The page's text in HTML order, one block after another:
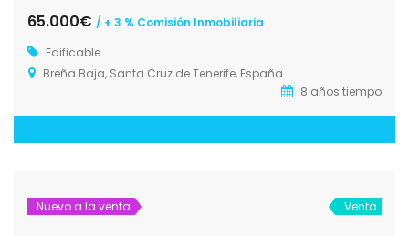
65.000€ / + 3 % Comisión Inmobiliaria
Edificable
Breña Baja, Santa Cruz de Tenerife, España
8 años tiempo
Nuevo a la venta Venta